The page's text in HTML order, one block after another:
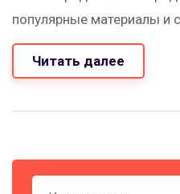
популярные материалы и
помогут сделать
шкафов и прочих
сочетать мебель, чтобы
Читать далее